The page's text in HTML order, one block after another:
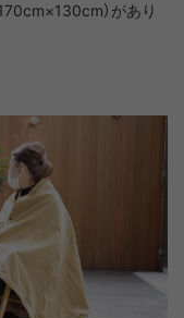
）があり